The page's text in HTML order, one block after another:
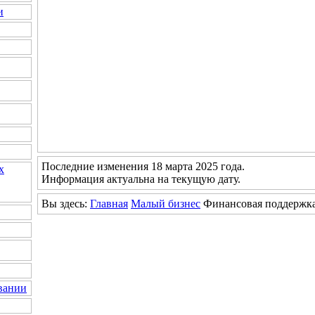
Последние изменения 18 марта 2025 года.
Информация актуальна на текущую дату.
Вы здесь: Главная Малый бизнес Финансовая